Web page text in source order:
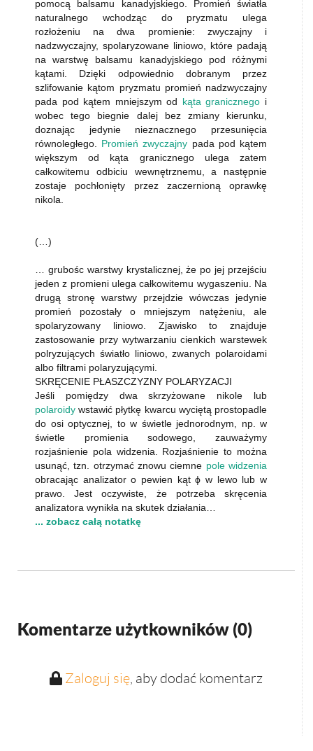
pomocą balsamu kanadyjskiego. Promień światła
naturalnego wchodząc do pryzmatu ulega
rozłożeniu na dwa promienie: zwyczajny i
nadzwyczajny, spolaryzowane liniowo, które padają
na warstwę balsamu kanadyjskiego pod różnymi
kątami. Dzięki odpowiednio dobranym przez
szlifowanie kątom pryzmatu promień nadzwyczajny
pada pod kątem mniejszym od kąta granicznego i
wobec tego biegnie dalej bez zmiany kierunku,
doznając jedynie nieznacznego przesunięcia
równoległego. Promień zwyczajny pada pod kątem
większym od kąta granicznego ulega zatem
całkowitemu odbiciu wewnętrznemu, a następnie
zostaje pochłonięty przez zaczernioną oprawkę
nikola.
(…)
… grubośc warstwy krystalicznej, że po jej przejściu
jeden z promieni ulega całkowitemu wygaszeniu. Na
drugą stronę warstwy przejdzie wówczas jedynie
promień pozostały o mniejszym natężeniu, ale
spolaryzowany liniowo. Zjawisko to znajduje
zastosowanie przy wytwarzaniu cienkich warstewek
polryzujących światło liniowo, zwanych polaroidami
albo filtrami polaryzującymi.
SKRĘCENIE PŁASZCZYZNY POLARYZACJI
Jeśli pomiędzy dwa skrzyżowane nikole lub
polaroidy wstawić płytkę kwarcu wyciętą prostopadle
do osi optycznej, to w świetle jednorodnym, np. w
świetle promienia sodowego, zauważymy
rozjaśnienie pola widzenia. Rozjaśnienie to można
usunąć, tzn. otrzymać znowu ciemne pole widzenia
obracając analizator o pewien kąt ϕ w lewo lub w
prawo. Jest oczywiste, że potrzeba skręcenia
analizatora wynikła na skutek działania…
... zobacz całą notatkę
Komentarze użytkowników (0)
Zaloguj się, aby dodać komentarz